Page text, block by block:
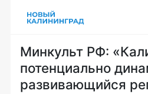
Минкульт РФ:
потенциально
развивающийся